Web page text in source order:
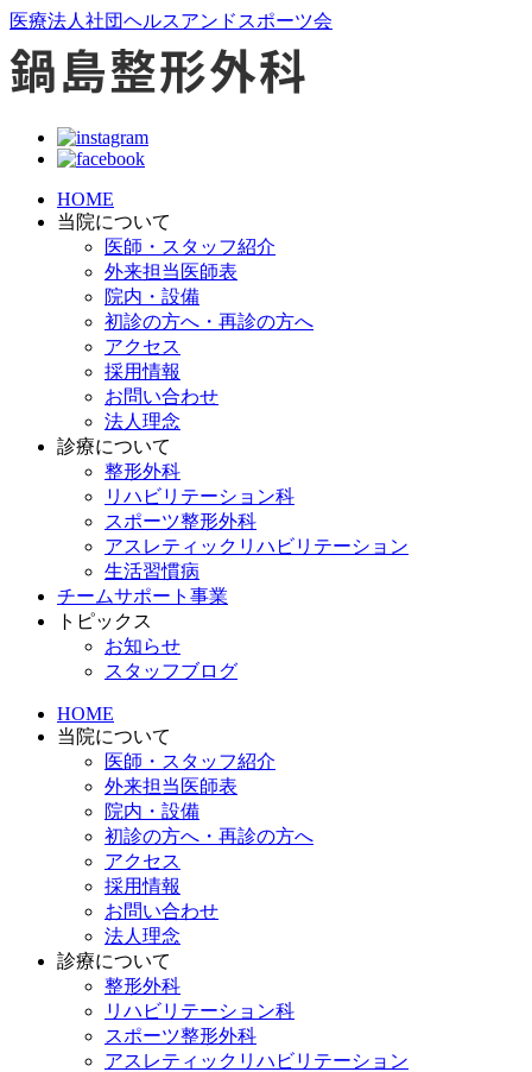
医療法人社団ヘルスアンドスポーツ会
HOME
当院について
医師・スタッフ紹介
外来担当医師表
院内・設備
初診の方へ・再診の方へ
アクセス
採用情報
お問い合わせ
法人理念
診療について
整形外科
リハビリテーション科
スポーツ整形外科
アスレティックリハビリテーション
生活習慣病
チームサポート事業
トピックス
お知らせ
スタッフブログ
HOME
当院について
医師・スタッフ紹介
外来担当医師表
院内・設備
初診の方へ・再診の方へ
アクセス
採用情報
お問い合わせ
法人理念
診療について
整形外科
リハビリテーション科
スポーツ整形外科
アスレティックリハビリテーション